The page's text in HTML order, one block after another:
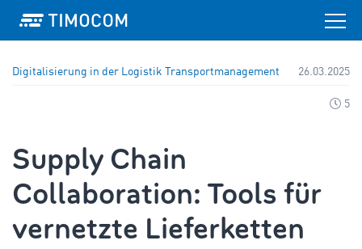
Digitalisierung in der Logistik Transportmanagement 26.03.2025
5
Supply Chain
Collaboration: Tools für
vernetzte Lieferketten